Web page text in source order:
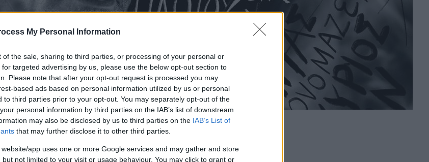
My Personal Information
of the sale, sharing to third parties, or processing of your personal or
targeted advertising by us, please use the below opt-out section to
Please note that after your opt-out request is processed you may
based ads based on personal information utilized by us or personal
to third parties prior to your opt-out. You may separately opt-out of the
personal information by third parties on the IAB’s list of downstream
may also be disclosed by us to third parties on the IAB’s List of
that may further disclose it to other third parties.
app uses one or more Google services and may gather and store
not limited to your visit or usage behaviour. You may click to grant or